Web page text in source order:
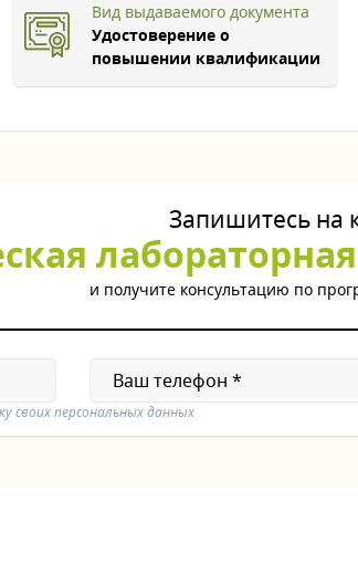
Вид выдаваемого документа
Удостоверение о
повышении квалификации
Запишитесь на
и получите консультацию по
своих персональных данных